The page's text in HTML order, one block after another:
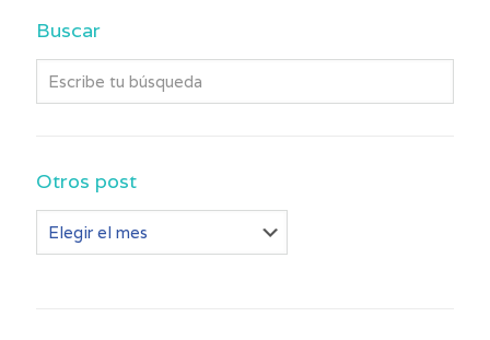
Buscar
Otros post
post